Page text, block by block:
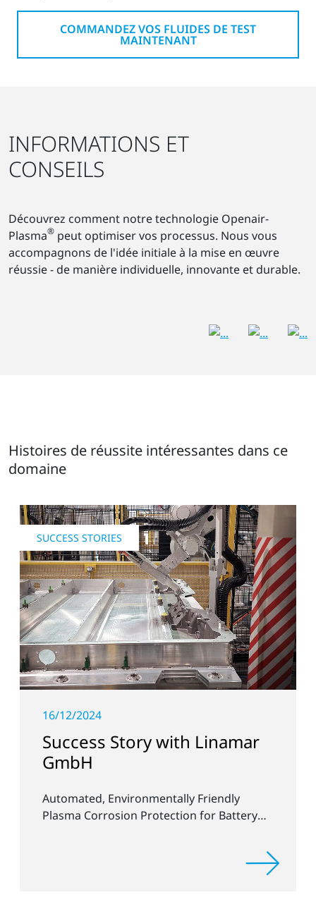
COMMANDEZ VOS FLUIDES DE TEST
MAINTENANT
INFORMATIONS ET
CONSEILS
Découvrez comment notre technologie Openair-
Plasma® peut optimiser vos processus. Nous vous
accompagnons de l'idée initiale à la mise en œuvre
réussie - de manière individuelle, innovante et durable.
Histoires de réussite intéressantes dans ce
domaine
SUCCESS STORIES
16/12/2024
Success Story with Linamar
GmbH
Automated, Environmentally Friendly
Plasma Corrosion Protection for Battery